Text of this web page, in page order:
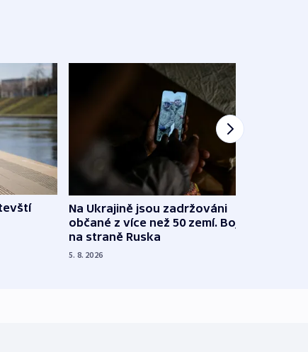
Na Ukrajině jsou zadržováni
občané z více než 50 zemí. Bojovali
na straně Ruska
5. 8. 2026